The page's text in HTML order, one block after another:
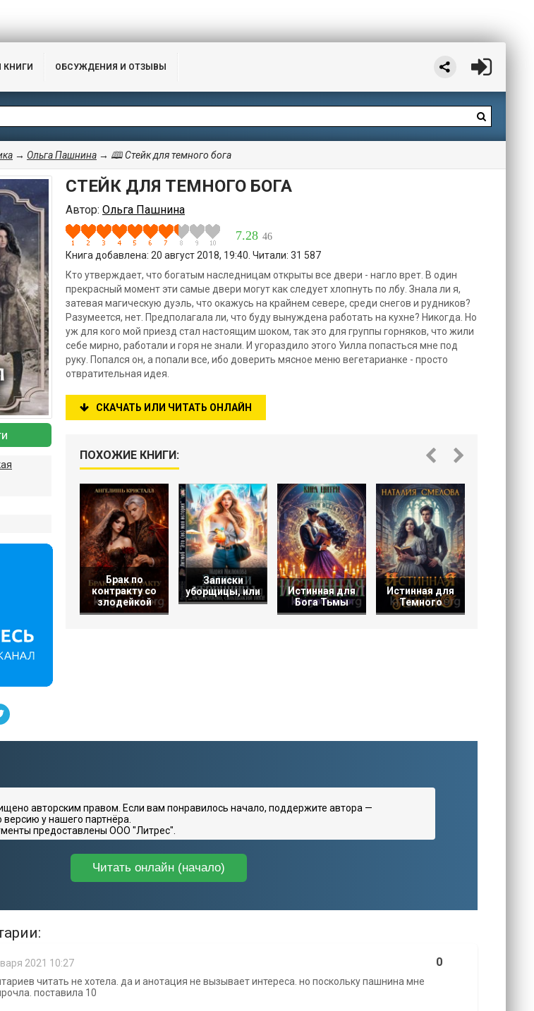
КНИГИ ОБСУЖДЕНИЯ И ОТЗЫВЫ
→ Ольга Пашнина → 🕮 Стейк для темного бога
СТЕЙК ДЛЯ ТЕМНОГО БОГА
Автор: Ольга Пашнина
7.28 46
Книга добавлена: 20 август 2018, 19:40. Читали: 31 587
Кто утверждает, что богатым наследницам открыты все двери - нагло врет. В один
прекрасный момент эти самые двери могут как следует хлопнуть по лбу. Знала ли я,
затевая магическую дуэль, что окажусь на крайнем севере, среди снегов и рудников?
Разумеется, нет. Предполагала ли, что буду вынуждена работать на кухне? Никогда. Но
уж для кого мой приезд стал настоящим шоком, так это для группы горняков, что жили
себе мирно, работали и горя не знали. И угораздило этого Уилла попасться мне под
руку. Попался он, а попали все, ибо доверить мясное меню вегетарианке - просто
отвратительная идея.
СКАЧАТЬ ИЛИ ЧИТАТЬ ОНЛАЙН
ПОХОЖИЕ КНИГИ:
Брак по
контракту со
злодейкой
Записки
уборщицы, или
Истинная для
Бога Тьмы
Истинная для
Темного
авторским правом. Если вам понравилось начало, поддержите автора —
у нашего партнёра.
предоставлены ООО "Литрес".
Читать онлайн (начало)
2021 10:27 0
читать не хотела. да и анотация не вызывает интереса. но поскольку пашнина мне
поставила 10